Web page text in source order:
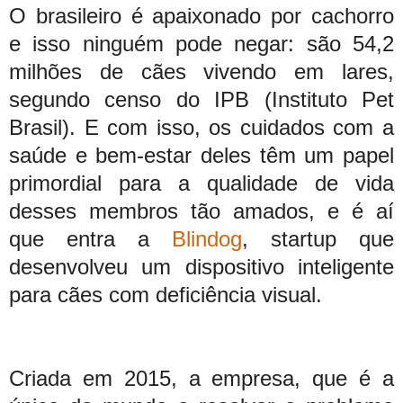
O brasileiro é apaixonado por cachorro
e isso ninguém pode negar: são 54,2
milhões de cães vivendo em lares,
segundo censo do IPB (Instituto Pet
Brasil). E com isso, os cuidados com a
saúde e bem-estar deles têm um papel
primordial para a qualidade de vida
desses membros tão amados, e é aí
que entra a Blindog, startup que
desenvolveu um dispositivo inteligente
para cães com deficiência visual.
Criada em 2015, a empresa, que é a